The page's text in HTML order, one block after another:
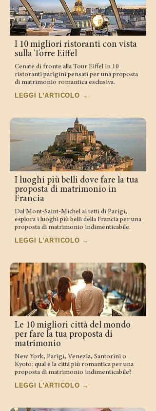
I 10 migliori ristoranti con vista
sulla Torre Eiffel
Cenate di fronte alla Tour Eiffel in 10
ristoranti parigini pensati per una proposta
di matrimonio romantica esclusiva.
LEGGI L’ARTICOLO →
I luoghi più belli dove fare la tua
proposta di matrimonio in
Francia
Dal Mont-Saint-Michel ai tetti di Parigi,
esplora i luoghi più belli della Francia per una
proposta di matrimonio indimenticabile.
LEGGI L’ARTICOLO →
Le 10 migliori città del mondo
per fare la tua proposta di
matrimonio
New York, Parigi, Venezia, Santorini o
Kyoto: qual è la città più romantica per una
proposta di matrimonio indimenticabile?
LEGGI L’ARTICOLO →